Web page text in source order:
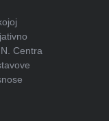
Centra